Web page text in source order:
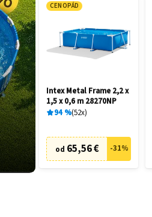
CENOPÁD
Intex Metal Frame 2,2 x
1,5 x 0,6 m 28270NP
94% 52x
od 65,56 € -31%